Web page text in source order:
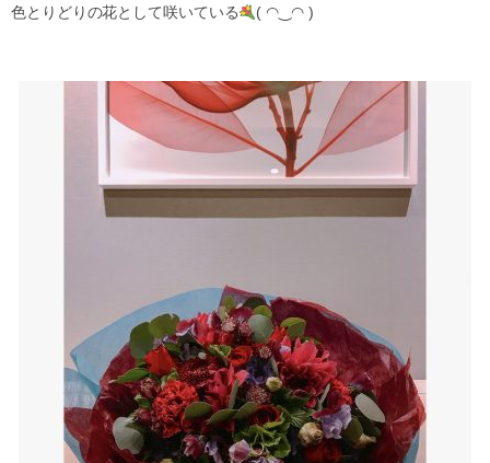
色とりどりの花として咲いている
( ◠‿◠ )